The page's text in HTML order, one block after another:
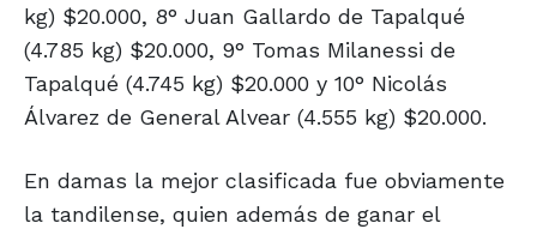
kg) $20.000, 8° Juan Gallardo de Tapalqué
(4.785 kg) $20.000, 9° Tomas Milanessi de
Tapalqué (4.745 kg) $20.000 y 10° Nicolás
Álvarez de General Alvear (4.555 kg) $20.000.
En damas la mejor clasificada fue obviamente
la tandilense, quien además de ganar el